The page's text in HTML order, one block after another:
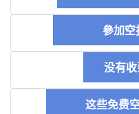
參加空
没有收
这些免费